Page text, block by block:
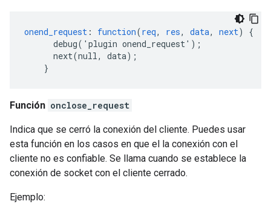
onend_request : function(req, res, data, next)
{
debug('plugin onend_request') ;
next(null,
data) ;
}
Función onclose_request
Indica que se cerró la conexión del cliente. Puedes usar
esta función en los casos en que el la conexión con el
cliente no es confiable. Se llama cuando se establece la
conexión de socket con el cliente cerrado.
Ejemplo: